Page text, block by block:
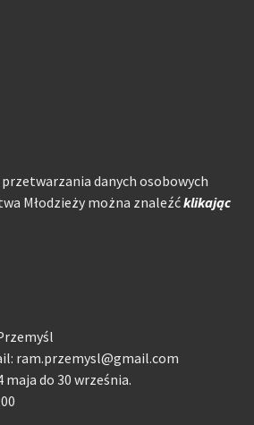
danych osobowych
Młodzieży można znaleźćklikając
ram.przemysl@gmail.com
do 30 września.